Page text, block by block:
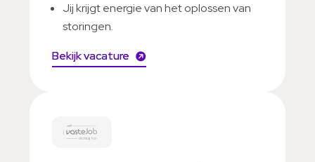
Jij krijgt energie van het oplossen van
storingen.
Bekijk vacature